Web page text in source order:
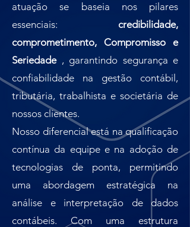
atuação se baseia nos pilares
essenciais: credibilidade,
comprometimento, Compromisso e
Seriedade, garantindo segurança e
confiabilidade na gestão contábil,
tributária, trabalhista e societária de
nossos clientes.
Nosso diferencial está na qualificação
contínua da equipe e na adoção de
tecnologias de ponta, permitindo
uma abordagem estratégica na
análise e interpretação de dados
contábeis. Com uma estrutura